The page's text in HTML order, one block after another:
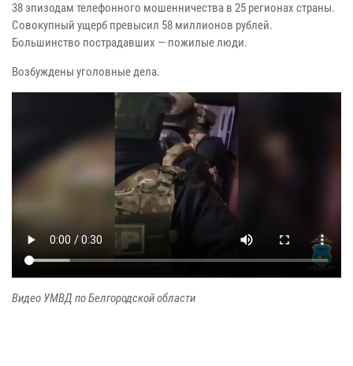
38 эпизодам телефонного мошенничества в 25 регионах страны.
Совокупный ущерб превысил 58 миллионов рублей.
Большинство пострадавших — пожилые люди.
Возбуждены уголовные дела.
Видео УМВД по Белгородской области